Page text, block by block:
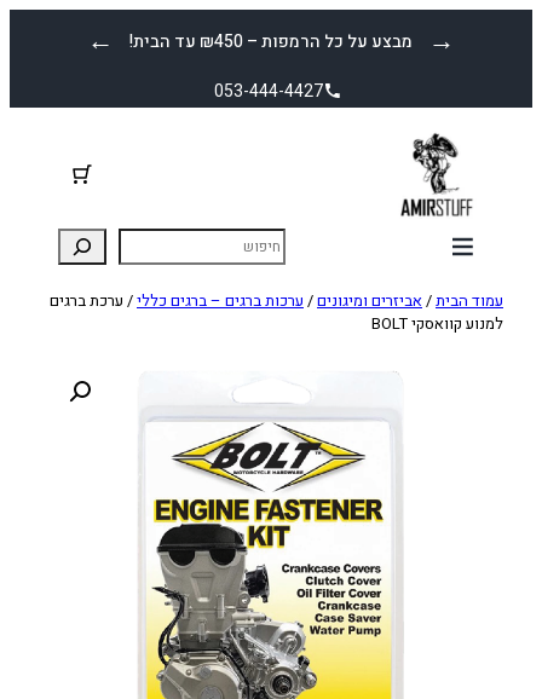
← מבצע על כל הרמפות – ₪450 עד הבית! →
053-444-4427
עמוד הבית/אביזרים ומיגונים/ ערכות ברגים – ברגים כללי/ ערכת ברגים
למנוע קוואסקי BOLT